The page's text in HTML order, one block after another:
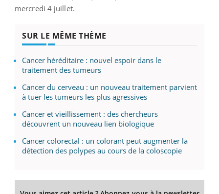
mercredi 4 juillet.
SUR LE MÊME THÈME
Cancer héréditaire : nouvel espoir dans le
traitement des tumeurs
Cancer du cerveau : un nouveau traitement parvient
à tuer les tumeurs les plus agressives
Cancer et vieillissement : des chercheurs
découvrent un nouveau lien biologique
Cancer colorectal : un colorant peut augmenter la
détection des polypes au cours de la coloscopie